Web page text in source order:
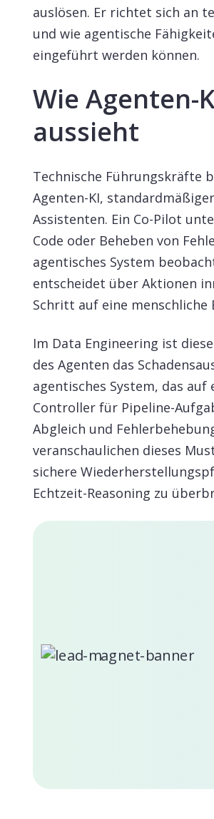
auslösen. Er richtet sich an
und wie agentische
eingeführt werden können.
Wie Agenten-
aussieht
Technische Führungskräfte
Agenten-KI,
Assistenten. Ein Co-Pilot
Code oder Beheben von
agentisches System
entscheidet über Aktionen
Schritt auf eine menschliche
Im Data Engineering ist
des Agenten das
agentisches System, das
Controller für Pipeline-
Abgleich und
veranschaulichen dieses
sichere
Echtzeit-Reasoning zu